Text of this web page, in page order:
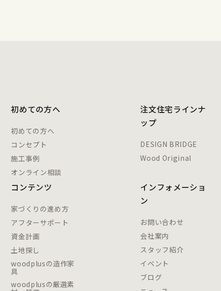
初めての方へ
初めての方へ
コンセプト
施工事例
オンライン相談
注文住宅ラインナ
ップ
DESIGN BRIDGE
Wood Original
コンテンツ
家づくりの進め方
アフターサポート
資金計画
土地探し
woodplusの造作家
具
woodplusの厳選素
インフォメーショ
ン
お問い合わせ
会社案内
スタッフ紹介
イベント
ブログ